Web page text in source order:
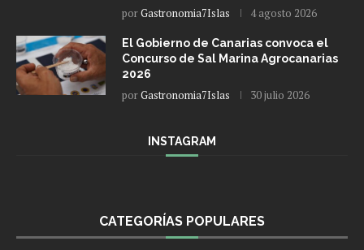
porGastronomia7Islas 4 agosto 2026
El Gobierno de Canarias convoca el
Concurso de Sal Marina Agrocanarias
2026
porGastronomia7Islas 30 julio 2026
INSTAGRAM
CATEGORÍAS POPULARES